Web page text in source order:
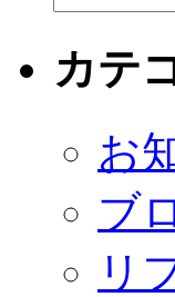
カテ
お
ブ
リ